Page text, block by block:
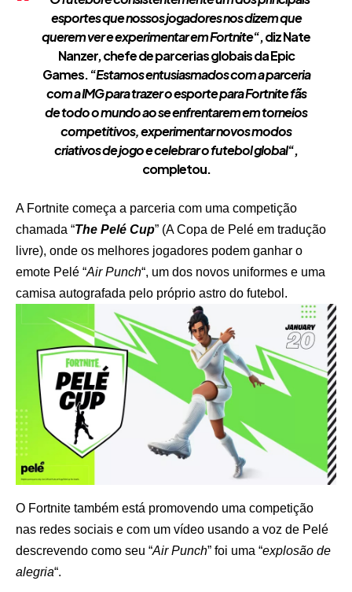
esportes que nossos jogadores nos dizem que
querem ver e experimentar em Fortnite“, diz Nate
Nanzer, chefe de parcerias globais da Epic
Games. “Estamos entusiasmados com a parceria
com a IMG para trazer o esporte para Fortnite fãs
de todo o mundo ao se enfrentarem em torneios
competitivos, experimentar novos modos
criativos de jogo e celebrar o futebol global“,
completou.
A Fortnite começa a parceria com uma competição
chamada “The Pelé Cup” (A Copa de Pelé em tradução
livre), onde os melhores jogadores podem ganhar o
emote Pelé “Air Punch“, um dos novos uniformes e uma
camisa autografada pelo próprio astro do futebol.
O Fortnite também está promovendo uma competição
nas redes sociais e com um vídeo usando a voz de Pelé
descrevendo como seu “Air Punch” foi uma “explosão de
alegria“.